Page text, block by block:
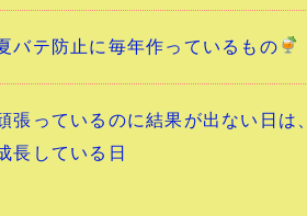
バテ防止に毎年作っているもの
張っているのに結果が出ない日は、
長している日